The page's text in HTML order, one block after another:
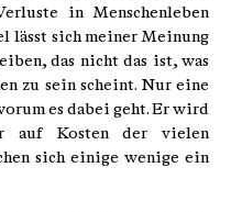
in Menschenleben
lässt sich meiner Meinung
das nicht das ist, was
zu sein scheint. Nur eine
es dabei geht. Er wird
auf Kosten der vielen
sich einige wenige ein